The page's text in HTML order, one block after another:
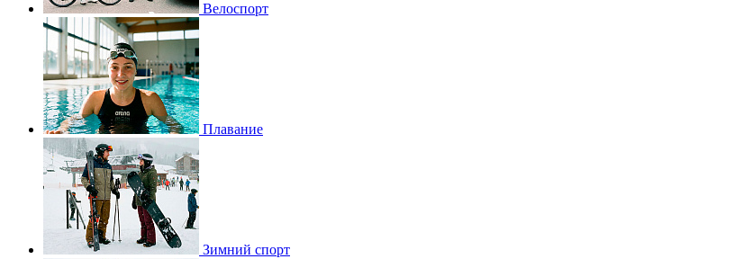
Велоспорт
Плавание
Зимний спорт